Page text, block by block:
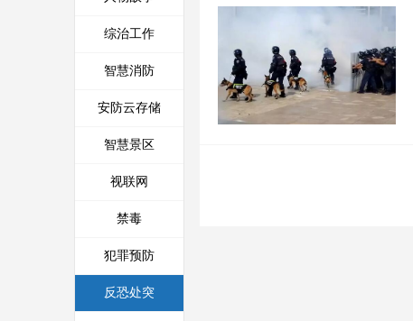
综治工作
智慧消防
安防云存储
智慧景区
视联网
禁毒
犯罪预防
反恐处突